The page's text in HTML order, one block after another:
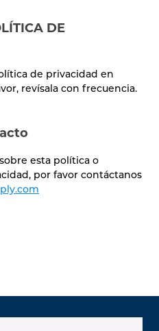
DE
de privacidad en
revísala con frecuencia.
esta política o
por favor contáctanos